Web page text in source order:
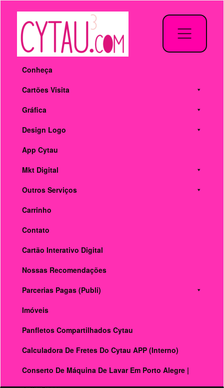
conteúdo
Conheça
Cartões Visita
Gráfica
Design Logo
App Cytau
Mkt Digital
Outros Serviços
Carrinho
Contato
Cartão Interativo Digital
Nossas Recomendações
Parcerias Pagas (publi)
Imóveis
Panfletos Compartilhados Cytau
Calculadora De Fretes Do Cytau APP (interno)
Conserto De Máquina De Lavar Em Porto Alegre |